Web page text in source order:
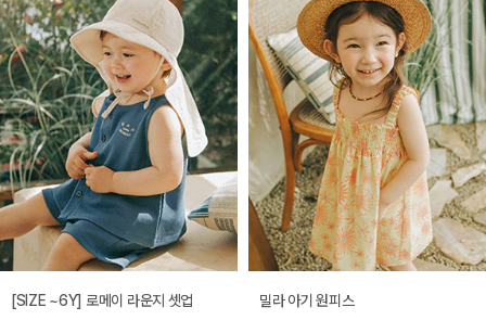
엘리오 아기 블라우스 엘로디 니트 아기 뷔스티에